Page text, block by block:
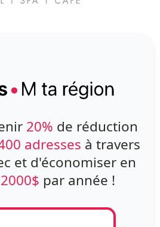
20% de réduction
adresses à travers
et d'économiser en
2000$ par année !